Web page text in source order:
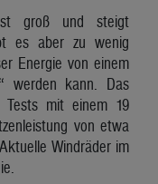
groß und steigt
es aber zu wenig
Energie von einem
werden kann. Das
Tests mit einem 19
von etwa
Windräder im